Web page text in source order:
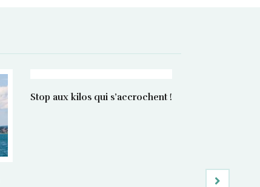
Stop aux kilos qui s’accrochent !
Manger bon